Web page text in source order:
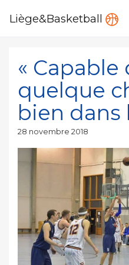
Liège&Basketball
« Capable
quelque
bien dans
Publié
28 novembre 2018